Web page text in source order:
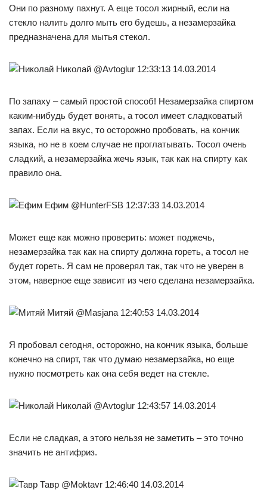
Они по разному пахнут. А еще тосол жирный, если на
стекло налить долго мыть его будешь, а незамерзайка
предназначена для мытья стекол.
Николай @Avtoglur 12:33:13 14.03.2014
По запаху – самый простой способ! Незамерзайка спиртом
каким-нибудь будет вонять, а тосол имеет сладковатый
запах. Если на вкус, то осторожно пробовать, на кончик
языка, но не в коем случае не проглатывать. Тосол очень
сладкий, а незамерзайка жечь язык, так как на спирту как
правило она.
Ефим @HunterFSB 12:37:33 14.03.2014
Может еще как можно проверить: может поджечь,
незамерзайка так как на спирту должна гореть, а тосол не
будет гореть. Я сам не проверял так, так что не уверен в
этом, наверное еще зависит из чего сделана незамерзайка.
Митяй @Masjana 12:40:53 14.03.2014
Я пробовал сегодня, осторожно, на кончик языка, больше
конечно на спирт, так что думаю незамерзайка, но еще
нужно посмотреть как она себя ведет на стекле.
Николай @Avtoglur 12:43:57 14.03.2014
Если не сладкая, а этого нельзя не заметить – это точно
значить не антифриз.
Тавр @Moktavr 12:46:40 14.03.2014